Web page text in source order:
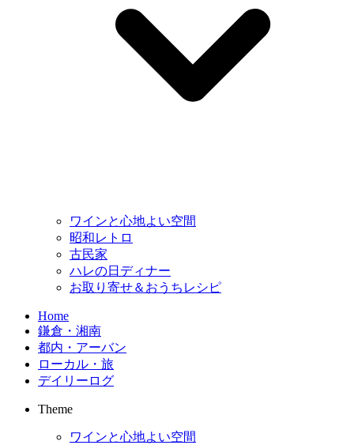
ワインと心地よい空間
昭和レトロ
古民家
ハレの日ディナー
お取り寄せ＆おうちレシピ
Home
鎌倉・湘南
都内・アーバン
ローカル・旅
デイリーログ
Theme
ワインと心地よい空間